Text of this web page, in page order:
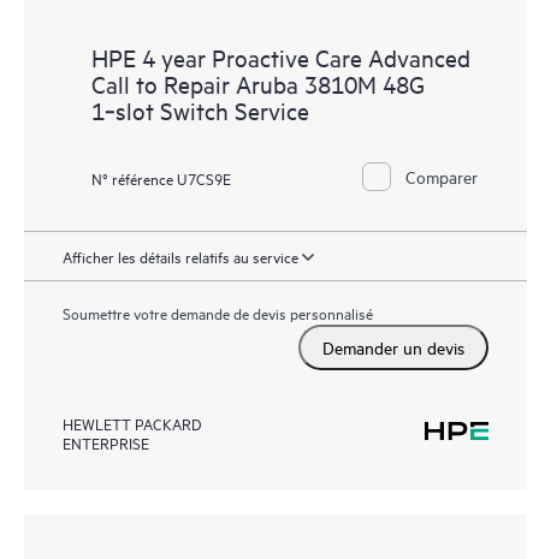
HPE 4 year Proactive Care Advanced
Call to Repair Aruba 3810M 48G
1‑slot Switch Service
N° référence U7CS9E Comparer
Afficher les détails relatifs au service
Soumettre votre demande de devis personnalisé
Demander un devis
HEWLETT PACKARD
ENTERPRISE